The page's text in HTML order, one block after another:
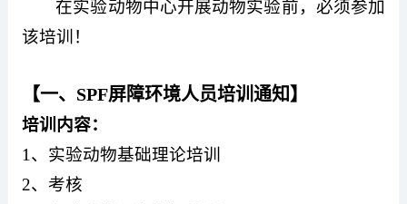
在实验动物中心开展动物实验前，必须参加
该培训！
【一、 SPF屏障环境人员培训通知】
培训内容：
1 、实验动物基础理论培训
2、考核